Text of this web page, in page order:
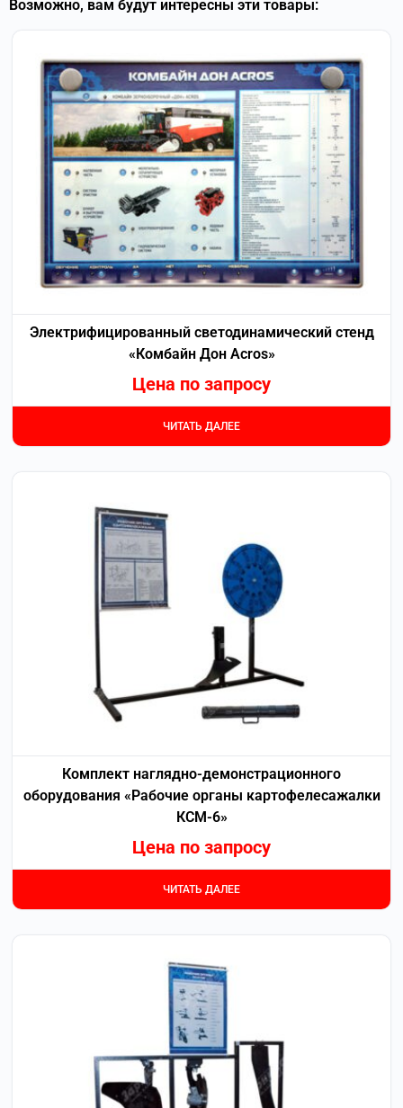
Возможно, вам будут интересны эти товары:
Электрифицированный светодинамический стенд
«Комбайн Дон Acros»
Цена по запросу
ЧИТАТЬ ДАЛЕЕ
Комплект наглядно-демонстрационного
оборудования «Рабочие органы картофелесажалки
КСМ-6»
Цена по запросу
ЧИТАТЬ ДАЛЕЕ